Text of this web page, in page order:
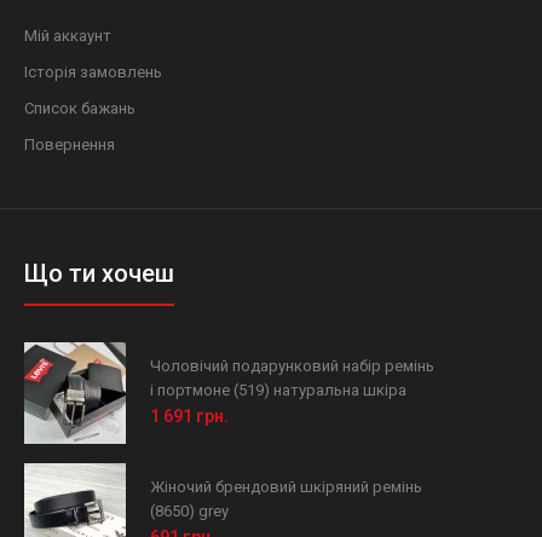
Мій аккаунт
Історія замовлень
Список бажань
Повернення
Що ти хочеш
Чоловічий подарунковий набір ремінь
і портмоне (519) натуральна шкіра
1 691 грн.
Жіночий брендовий шкіряний ремінь
(8650) grey